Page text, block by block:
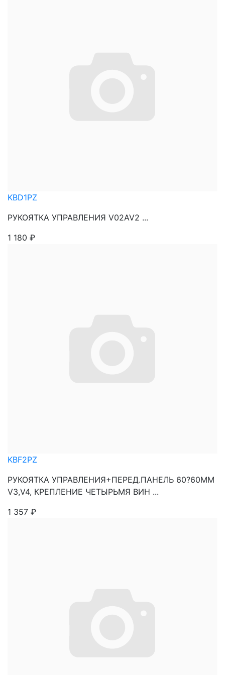
KBD1PZ
РУКОЯТКА УПРАВЛЕНИЯ V02AV2 ...
1 180 ₽
KBF2PZ
РУКОЯТКА УПРАВЛЕНИЯ+ПЕРЕД.ПАНЕЛЬ 60?60ММ
V3,V4, КРЕПЛЕНИЕ ЧЕТЫРЬМЯ ВИН ...
1 357 ₽